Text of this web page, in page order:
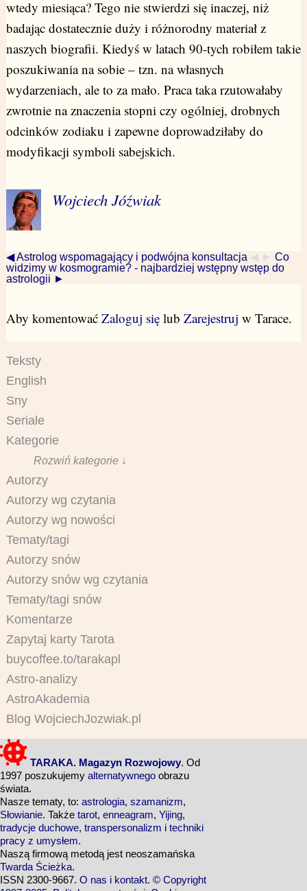
wtedy miesiąca? Tego nie stwierdzi się inaczej, niż
badając dostatecznie duży i różnorodny materiał z
naszych biografii. Kiedyś w latach 90-tych robiłem takie
poszukiwania na sobie – tzn. na własnych
wydarzeniach, ale to za mało. Praca taka rzutowałaby
zwrotnie na znaczenia stopni czy ogólniej, drobnych
odcinków zodiaku i zapewne doprowadziłaby do
modyfikacji symboli sabejskich.
Wojciech Jóźwiak
◀ Astrolog wspomagający i podwójna konsultacja ◀ ► Co
widzimy w kosmogramie? - najbardziej wstępny wstęp do
astrologii ►
Aby komentować Zaloguj sięlub Zarejestruj w Tarace.
Teksty
English
Sny
Seriale
Kategorie
Rozwiń kategorie ↓
Autorzy
Autorzy wg czytania
Autorzy wg nowości
Tematy/tagi
Autorzy snów
Autorzy snów wg czytania
Tematy/tagi snów
Komentarze
Zapytaj karty Tarota
buycoffee.to/tarakapl
Astro-analizy
AstroAkademia
Blog WojciechJozwiak.pl
TARAKA. Magazyn Rozwojowy. Od
1997 poszukujemy alternatywnego obrazu
świata.
Nasze tematy, to: astrologia, szamanizm,
Słowianie. Także tarot, enneagram, Yijing,
tradycje duchowe, transpersonalizm i techniki
pracy z umysłem.
Naszą firmową metodą jest neoszamańska
Twarda Ścieżka.
ISSN 2300-9667. O nas i kontakt. © Copyright